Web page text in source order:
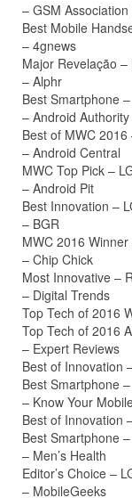
– GSM Association
Best Mobile
– 4gnews
Major Revelação –
– Alphr
Best Smartphone
– Android Authority
Best of MWC
– Android Central
MWC Top Pick –
– Android Pit
Best Innovation –
– BGR
MWC 2016
– Chip Chick
Most Innovative –
– Digital Trends
Top Tech of 2016
Top Tech of 2016
– Expert Reviews
Best of Innovation
Best Smartphone
– Know Your
Best of Innovation
Best Smartphone
– Men’s Health
Editor’s Choice –
– MobileGeeks